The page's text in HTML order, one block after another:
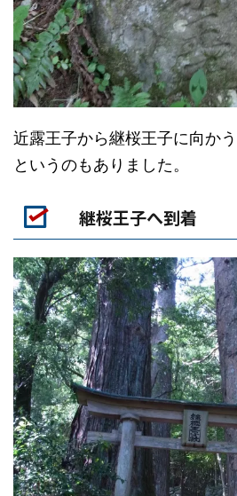
近露王子から継桜王子に向か
というのもありました。
継桜王子へ到着